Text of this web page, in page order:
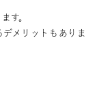
す。
メリットもありま